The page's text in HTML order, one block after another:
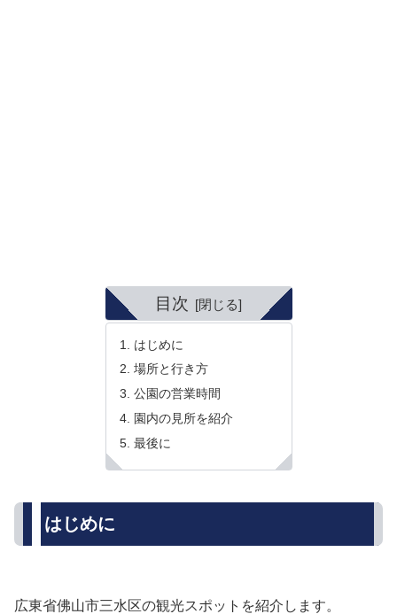
目次
はじめに
場所と行き方
公園の営業時間
園内の見所を紹介
最後に
はじめに
広東省佛山市三水区の観光スポットを紹介します。